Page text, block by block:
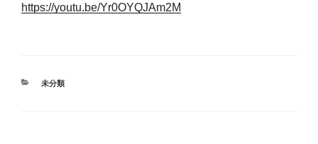
https://youtu.be/Yr0OYQJAm2M
カ
未分類